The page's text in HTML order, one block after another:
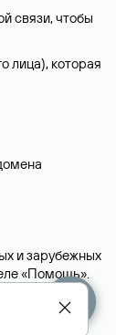
связи, чтобы
лица), которая
и зарубежных
«Помощь».